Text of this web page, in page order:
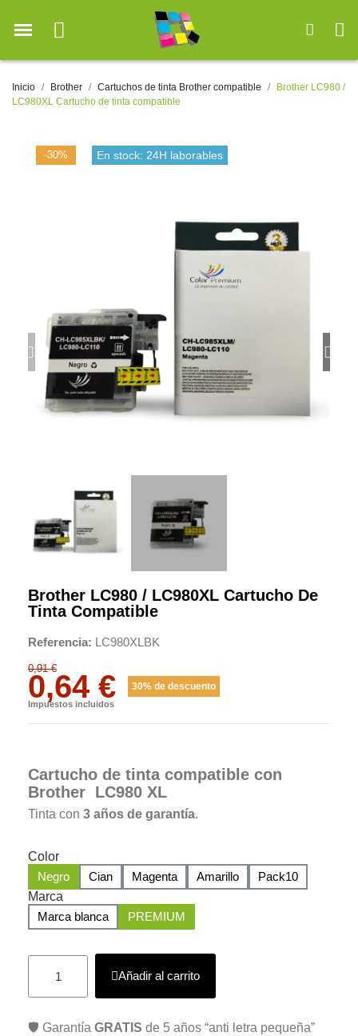
Inicio Brother Cartuchos de tinta Brother compatible
Brother LC980 /
LC980XL Cartucho de tinta compatible
-30% En stock: 24H laborables
Brother LC980 / LC980XL Cartucho De
Tinta Compatible
Referencia LC980XLBK
0,91 €
0,64 € 30% de descuento
Impuestos incluidos
Cartucho de tinta compatible con
Brother LC980 XL
Tinta con 3 años de garantía.
Color
Negro
Cian Magenta Amarillo
Pack10
Marca
Marca blanca
PREMIUM
Añadir al carrito
🛡️ Garantía GRATIS de 5 años “anti letra pequeña”